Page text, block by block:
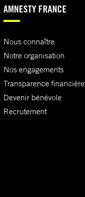
AMNESTY FRANCE
Nous connaître
Notre organisation
Nos engagements
Transparence financière
Devenir bénévole
Recrutement